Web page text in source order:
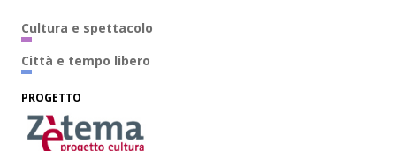
Cultura e spettacolo
Città e tempo libero
PROGETTO